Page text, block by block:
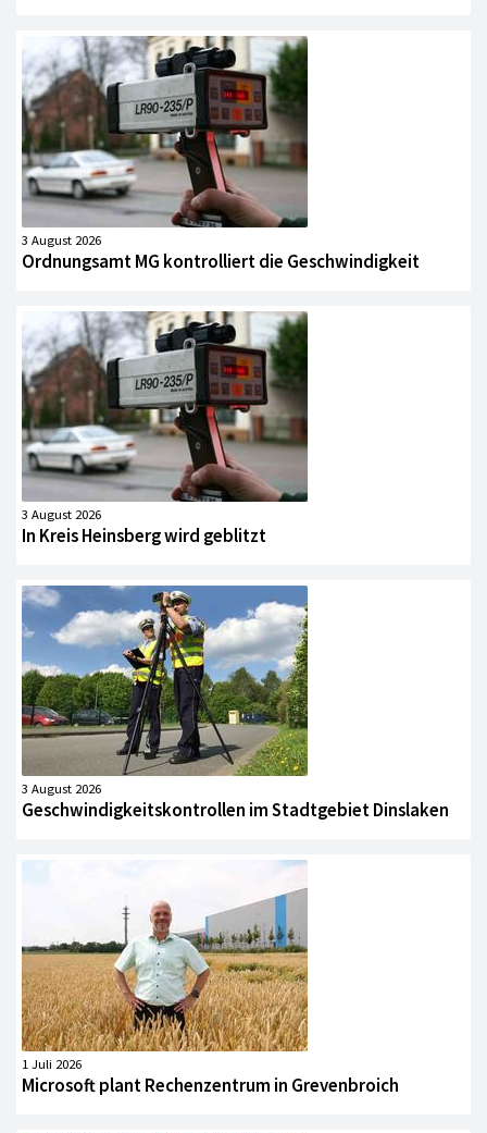
3 August 2026
Ordnungsamt MG kontrolliert die Geschwindigkeit
3 August 2026
In Kreis Heinsberg wird geblitzt
3 August 2026
Geschwindigkeitskontrollen im Stadtgebiet Dinslaken
1 Juli 2026
Microsoft plant Rechenzentrum in Grevenbroich